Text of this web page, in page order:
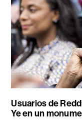
Usuarios de
Ye en un